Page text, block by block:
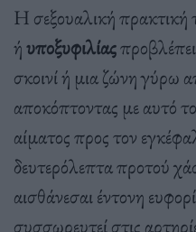
Η σεξουαλική πρακτική
ήυποξυφιλίας
σκοινί ή μια ζώνη γύρω
αποκόπτοντας με αυτό
αίματος προς τον
δευτερόλεπτα προτού
αισθάνεσαι έντονη
συσσωρευτεί στις